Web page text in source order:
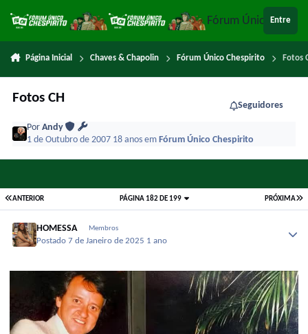
Fórum ÚnicoEntre
Página Inicial Chaves & Chapolin Fórum Único Chespirito Fotos
Fotos CH
Seguidores
PorAndy
1 de Outubro de 2007 18 anosem Fórum Único Chespirito
ANTERIOR PRÓXIMA
PÁGINA 182 DE 199
HOMESSA Membros
Postado7 de Janeiro de 2025 1 ano